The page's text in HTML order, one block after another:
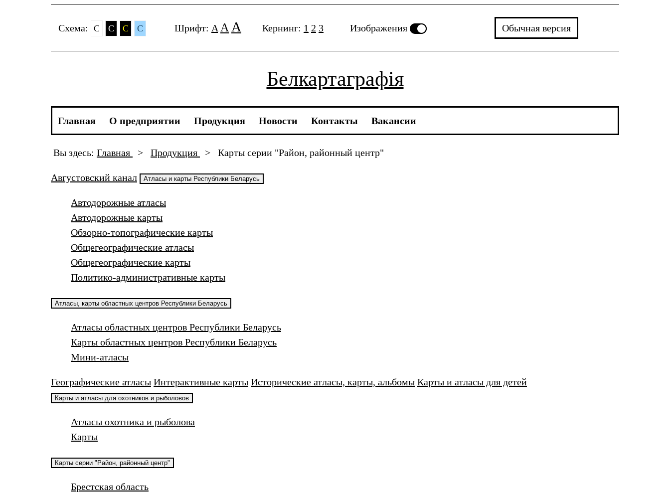
Cхема: C C C C Шрифт: A A A Кернинг: 1 2 3 Изображения Обычная версия
Белкартаграфія
Главная О предприятии Продукция Новости Контакты Вакансии
Вы здесь: Главная > Продукция > Карты серии "Район, районный центр"
Августовский канал Атласы и карты Республики Беларусь
Автодорожные атласы
Автодорожные карты
Обзорно-топографические карты
Общегеографические атласы
Общегеографические карты
Политико-административные карты
Атласы, карты областных центров Республики Беларусь
Атласы областных центров Республики Беларусь
Карты областных центров Республики Беларусь
Мини-атласы
Географические атласы Интерактивные карты Исторические атласы, карты, альбомы Карты и атласы для детей
Карты и атласы для охотников и рыболовов
Атласы охотника и рыболова
Карты
Карты серии "Район, районный центр"
Брестская область